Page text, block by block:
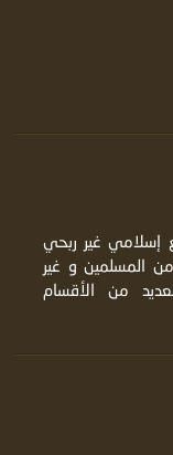
إسلامي غير ربحي
المسلمين و غير
من الأقسام